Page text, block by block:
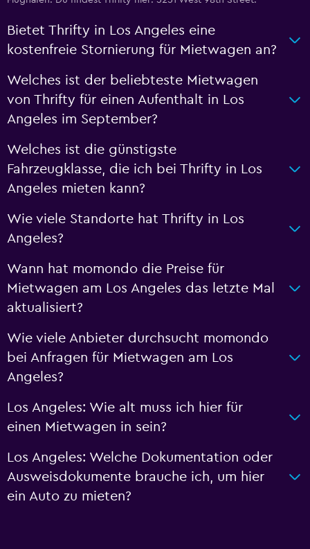
Bietet Thrifty in Los Angeles eine
kostenfreie Stornierung für Mietwagen an?
Welches ist der beliebteste Mietwagen
von Thrifty für einen Aufenthalt in Los
Angeles im September?
Welches ist die günstigste
Fahrzeugklasse, die ich bei Thrifty in Los
Angeles mieten kann?
Wie viele Standorte hat Thrifty in Los
Angeles?
Wann hat momondo die Preise für
Mietwagen am Los Angeles das letzte Mal
aktualisiert?
Wie viele Anbieter durchsucht momondo
bei Anfragen für Mietwagen am Los
Angeles?
Los Angeles: Wie alt muss ich hier für
einen Mietwagen in sein?
Los Angeles: Welche Dokumentation oder
Ausweisdokumente brauche ich, um hier
ein Auto zu mieten?